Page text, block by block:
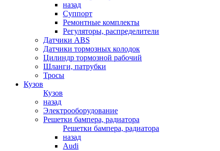
назад
Суппорт
Ремонтные комплекты
Регуляторы, распределители
Датчики ABS
Датчики тормозных колодок
Цилиндр тормозной рабочий
Шланги, патрубки
Тросы
Кузов
Кузов
назад
Электрооборудование
Решетки бампера, радиатора
Решетки бампера, радиатора
назад
Audi